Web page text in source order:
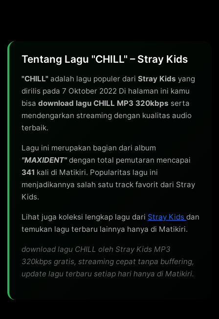
Tentang Lagu "CHILL" – Stray Kids
"CHILL" adalah lagu populer dari Stray Kids yang
dirilis pada 7 Oktober 2022 Di halaman ini kamu
bisa download lagu CHILL MP3 320kbps serta
mendengarkan streaming dengan kualitas audio
terbaik.
Lagu ini merupakan bagian dari album
"MAXIDENT"dengan total pemutaran mencapai
341 kali di Matikiri. Popularitas lagu ini
menjadikannya salah satu track favorit dari Stray
Kids.
Lihat juga koleksi lengkap lagu dari Stray Kids dan
temukan lagu terbaru lainnya hanya di Matikiri.
download lagu CHILL oleh Stray Kids MP3
320kbps gratis, streaming cepat tanpa buffering,
update lagu terbaru setiap hari hanya di Matikiri.